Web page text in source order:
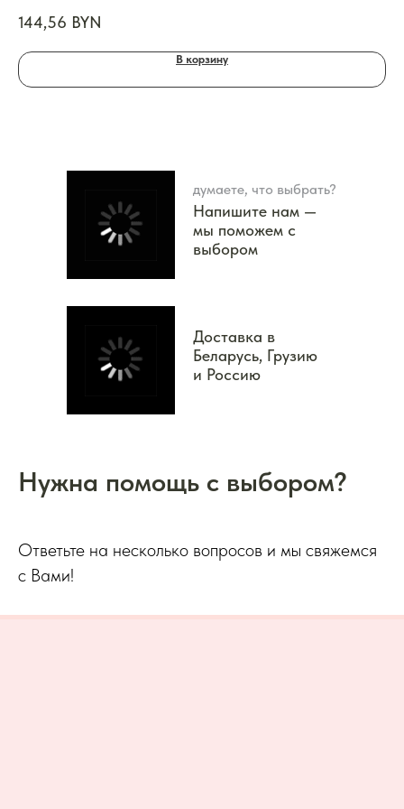
144,56 BYN
В корзину
думаете, что выбрать?
Напишите нам —
мы поможем с
выбором
Доставка в
Беларусь, Грузию
и Россию
Нужна помощь с выбором?
Ответьте на несколько вопросов и мы свяжемся
с Вами!